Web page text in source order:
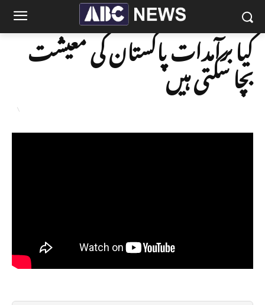
کیا برآمدات پاکستان کی معیشت
بچا سکتی ہیں